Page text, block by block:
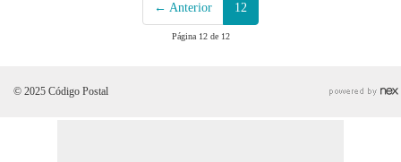
← Anterior 12
Página 12 de 12
© 2025 Código Postal